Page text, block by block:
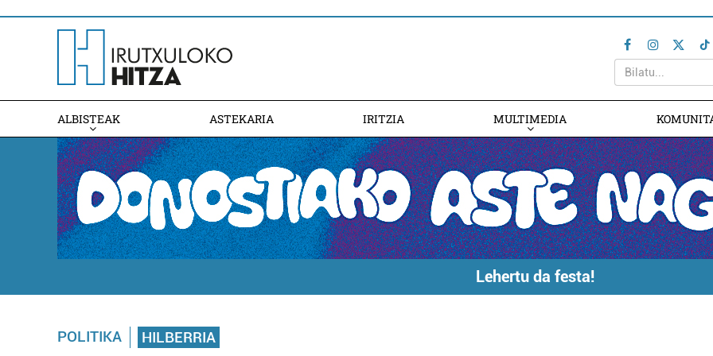
ALBISTEAK ASTEKARIA IRITZIA MULTIMEDIA
Lehertu da festa!
POLITIKA HILBERRIA